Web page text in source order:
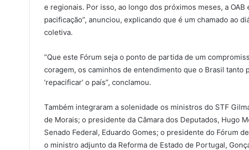
e regionais. Por isso, ao longo dos próximos meses, a
pacificação”, anunciou, explicando que é um chamado ao
coletiva.
“Que este Fórum seja o ponto de partida de um
coragem, os caminhos de entendimento que o Brasil tanto
‘repacificar’ o país”, conclamou.
Também integraram a solenidade os ministros do STF
de Morais; o presidente da Câmara dos Deputados, Hugo
Senado Federal, Eduardo Gomes; o presidente do Fórum
o ministro adjunto da Reforma de Estado de Portugal,